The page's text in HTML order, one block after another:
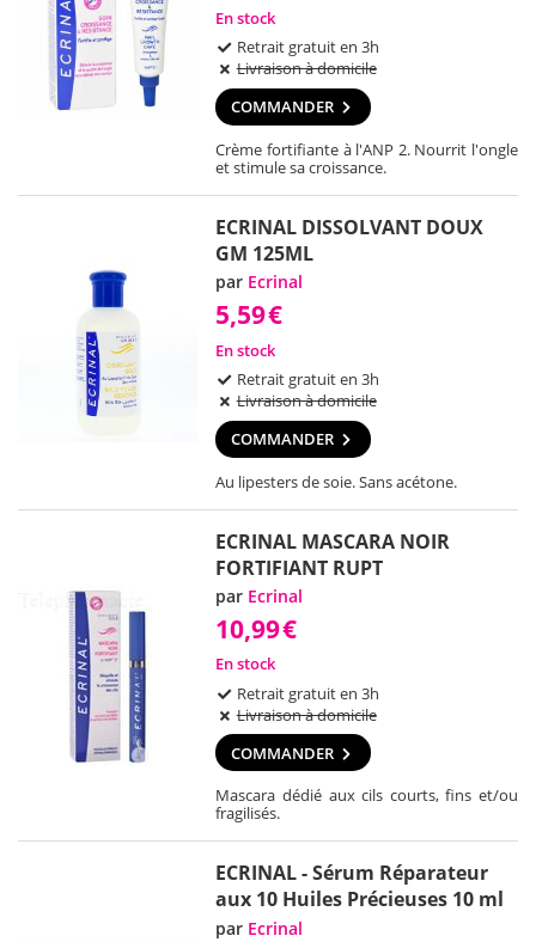
En stock
Retrait gratuit en 3h
Livraison à domicile
COMMANDER
Crème fortifiante à l'ANP 2. Nourrit l'ongle
et stimule sa croissance.
ECRINAL DISSOLVANT DOUX
GM 125ML
par Ecrinal
5,59€
En stock
Retrait gratuit en 3h
Livraison à domicile
COMMANDER
Au lipesters de soie. Sans acétone.
ECRINAL MASCARA NOIR
FORTIFIANT RUPT
par Ecrinal
10,99€
En stock
Retrait gratuit en 3h
Livraison à domicile
COMMANDER
Mascara dédié aux cils courts, fins et/ou
fragilisés.
ECRINAL - Sérum Réparateur
aux 10 Huiles Précieuses 10 ml
par Ecrinal